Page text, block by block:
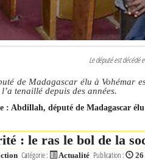
Le député est décédé
de Madagascar élu à Vohémar
tenaillé depuis des années.
: Abdillah, député de Madagascar élu
: le ras le bol de la
Catégorie : Actualité Publication :